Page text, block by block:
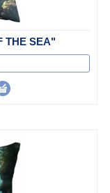
THE SEA"